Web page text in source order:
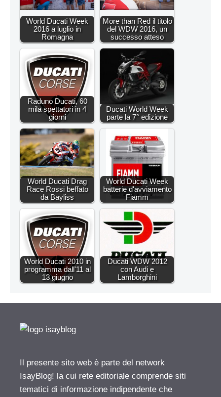
World Ducati Week
2016 a luglio in
Romagna
More than Red il titolo
del WDW 2016, un
successo atteso
Raduno Ducati, 60
mila spettatori in 4
giorni
Ducati World Week
parte la 7° edizione
World Ducati Drag
Race Rossi beffato
da Bayliss
World Ducati Week
batterie d'avviamento
Fiamm
World Ducati 2010 in
programma dall'11 al
13 giugno
Ducati WDW 2012
con Audi e
Lamborghini
Il presente sito web è parte del network
IsayBlog! la cui rete editoriale comprende siti
tematici di informazione indipendente che